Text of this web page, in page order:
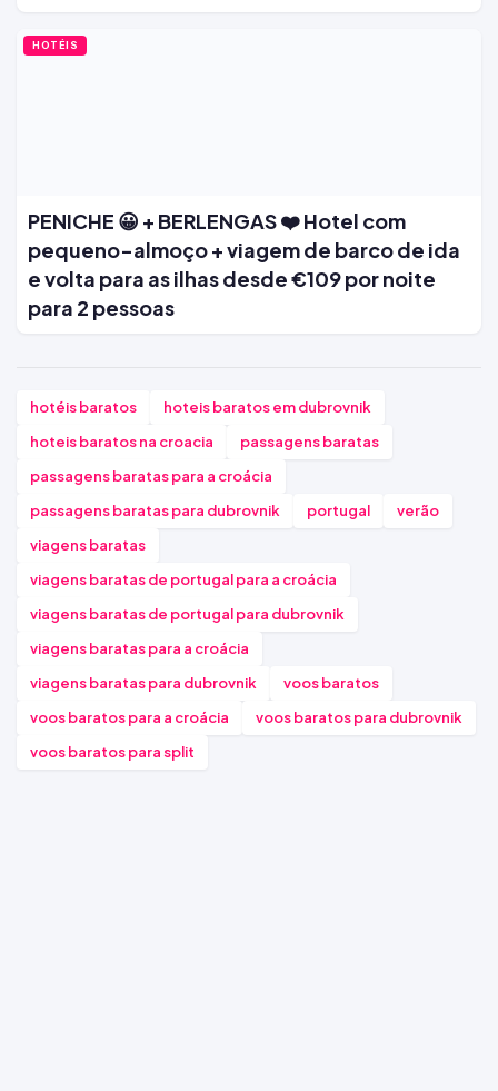
HOTÉIS
PENICHE 😀 + BERLENGAS ❤️ Hotel com
pequeno-almoço + viagem de barco de ida
e volta para as ilhas desde €109 por noite
para 2 pessoas
hotéis baratos
hoteis baratos em dubrovnik
hoteis baratos na croacia
passagens baratas
passagens baratas para a croácia
passagens baratas para dubrovnik
portugal
verão
viagens baratas
viagens baratas de portugal para a croácia
viagens baratas de portugal para dubrovnik
viagens baratas para a croácia
viagens baratas para dubrovnik
voos baratos
voos baratos para a croácia
voos baratos para dubrovnik
voos baratos para split